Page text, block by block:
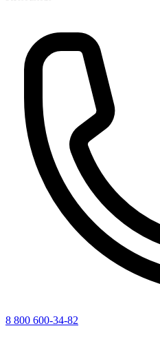
8 800 600-34-82